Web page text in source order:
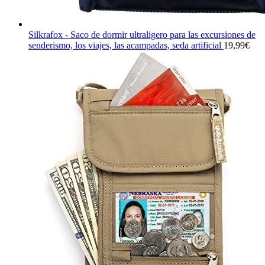
Silkrafox - Saco de dormir ultraligero para las excursiones de
senderismo, los viajes, las acampadas, seda artificial 19,99€